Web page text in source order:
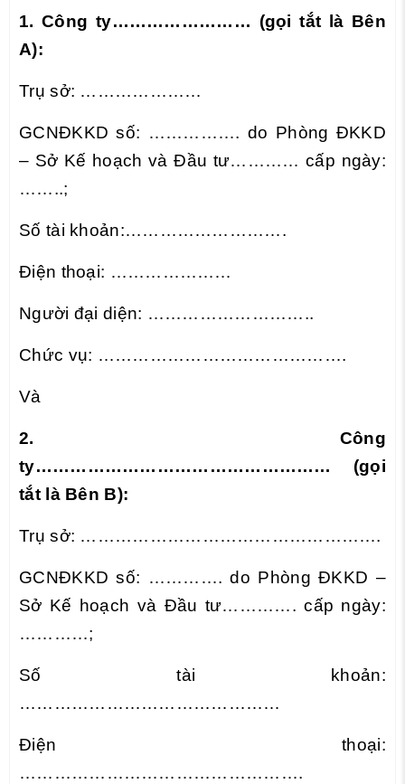
1. Công ty…………………… (gọi tắt là Bên
A):
Trụ sở: …………………
GCNĐKKD số: ……………. do Phòng ĐKKD
– Sở Kế hoạch và Đầu tư………… cấp ngày:
……..;
Số tài khoản:……………………….
Điện thoại: …………………
Người đại diện: ………………………..
Chức vụ: …………………………………….
Và
2. Công
ty…………………………………………… (gọi
tắt là Bên B):
Trụ sở: …………………………………………….
GCNĐKKD số: …………. do Phòng ĐKKD –
Sở Kế hoạch và Đầu tư…………. cấp ngày:
…………;
Số tài khoản:
………………………………………
Điện thoại:
………………………………………….